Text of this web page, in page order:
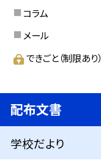
コラム
メール
できごと（制限あり）
配布文書
学校だより